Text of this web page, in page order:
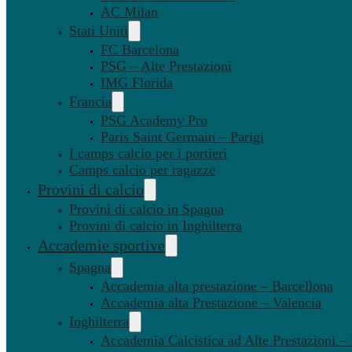
AC Milan
Stati Uniti
FC Barcelona
PSG – Alte Prestazioni
IMG Florida
Francia
PSG Academy Pro
Paris Saint Germain – Parigi
I camps calcio per i portieri
Camps calcio per ragazze
Provini di calcio
Provini di calcio in Spagna
Provini di calcio in Inghilterra
Accademie sportive
Spagna
Accademia alta prestazione – Barcellona
Accademia alta Prestazione – Valencia
Inghilterra
Accademia Calcistica ad Alte Prestazioni